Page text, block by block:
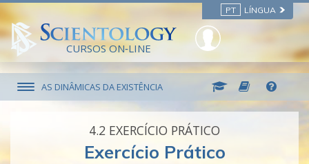
PT LÍNGUA
CURSOS ON‑LINE
AS DINÂMICAS DA EXISTÊNCIA
4.‎2 EXERCÍCIO PRÁTICO
Exercício Prático